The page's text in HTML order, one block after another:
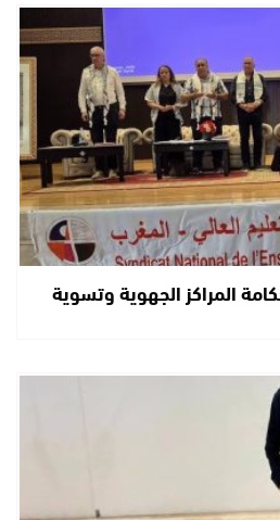
المراكز الجهوية وتسوية